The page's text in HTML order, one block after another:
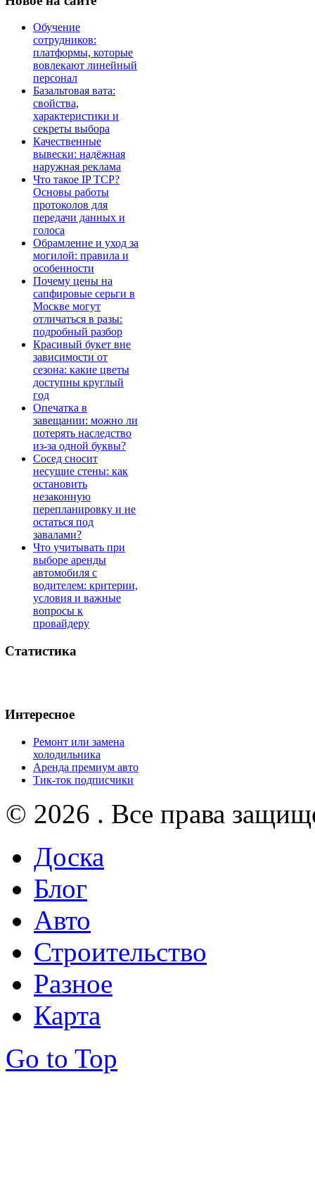
Обучение
сотрудников:
платформы, которые
вовлекают линейный
персонал
Базальтовая вата:
свойства,
характеристики и
секреты выбора
Качественные
вывески: надёжная
наружная реклама
Что такое IP TCP?
Основы работы
протоколов для
передачи данных и
голоса
Обрамление и уход за
могилой: правила и
особенности
Почему цены на
сапфировые серьги в
Москве могут
отличаться в разы:
подробный разбор
Красивый букет вне
зависимости от
сезона: какие цветы
доступны круглый
год
Опечатка в
завещании: можно ли
потерять наследство
из-за одной буквы?
Сосед сносит
несущие стены: как
остановить
незаконную
перепланировку и не
остаться под
завалами?
Что учитывать при
выборе аренды
автомобиля с
водителем: критерии,
условия и важные
вопросы к
провайдеру
Статистика
Интересное
Ремонт или замена
холодильника
Аренда премиум авто
Тик-ток подписчики
© 2026 . Все права
Доска
Блог
Авто
Строительство
Разное
Карта
Go to Top